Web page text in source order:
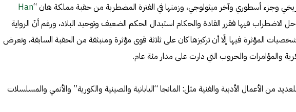
وجزء أسطوري وآخر ميثولوجي، وزمنها في الفترة المضطربة من حقبة مملكة هان “Han
الاضطراب فيها فقرر القادة والحكام استبدال الحكم الضعيف وتوحيد البلاد، ورغم أنّ الرواية
المؤثرة فيها إلّا أن تركيزها كان على ثلاثة قوى مؤثرة ومنبثقة من الحقبة السابقة، وتعرض
والمؤامرات والحروب التي دارت على مدار مئة عام.
من الأعمال الأدبية والفنية مثل: المانجا “اليابانية والصينية والكورية” والأنمي والمسلسلات